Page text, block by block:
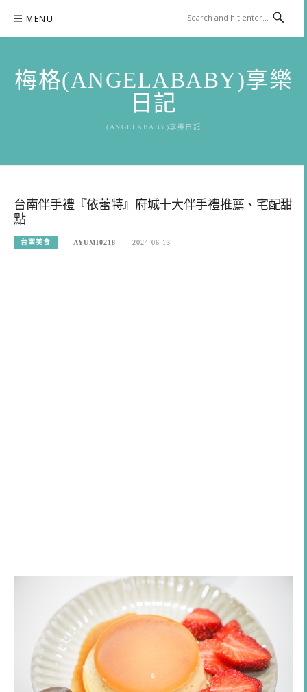
content
MENU
梅格(ANGELABABY)享樂
日記
(ANGELABABY)享樂日記
台南伴手禮『依蕾特』府城十大伴手禮推薦、宅配甜
點
台南美食 AYUMI0218 2024-06-13